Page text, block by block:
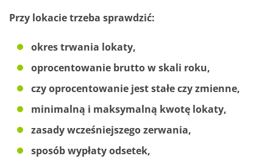
Przy lokacie trzeba sprawdzić:
okres trwania lokaty,
oprocentowanie brutto w skali roku,
czy oprocentowanie jest stałe czy zmienne,
minimalną i maksymalną kwotę lokaty,
zasady wcześniejszego zerwania,
sposób wypłaty odsetek,